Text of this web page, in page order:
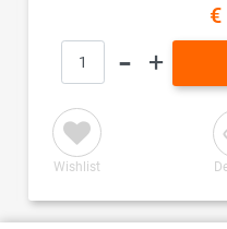
€
Wishlist